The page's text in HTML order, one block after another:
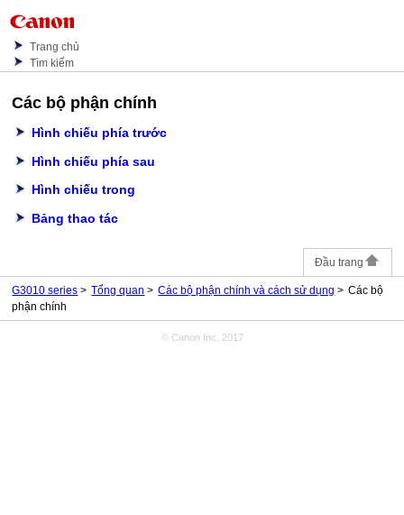
Trang chủ
Tìm kiếm
Các bộ phận chính
Hình chiếu phía trước
Hình chiếu phía sau
Hình chiếu trong
Bảng thao tác
Đầu trang
G3010 series Tổng quan Các bộ phận chính và cách sử dụng
Các bộ
phận chính
© Canon Inc. 2017